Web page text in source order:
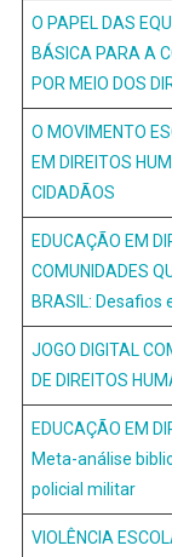
O PAPEL DAS
BÁSICA PARA A
POR MEIO DOS
O MOVIMENTO
EM DIREITOS
CIDADÃOS
EDUCAÇÃO EM
COMUNIDADES
BRASIL: Desafios
JOGO DIGITAL
DE DIREITOS
EDUCAÇÃO EM
Meta-análise
policial militar
VIOLÊNCIA